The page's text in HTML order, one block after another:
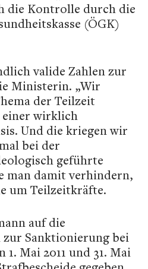
die Kontrolle durch die
(ÖGK)
valide Zahlen zur
Ministerin. „Wir
der Teilzeit
wirklich
Und die kriegen wir
bei der
geführte
man damit verhindern,
um Teilzeitkräfte.
auf die
Sanktionierung bei
1. Mai 2011 und 31. Mai